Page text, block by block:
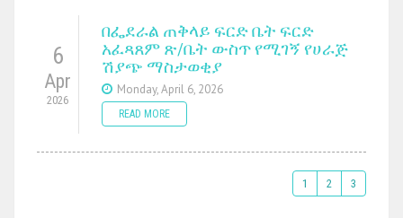
6
Apr
2026
በፌደራል ጠቅላይ ፍርድ ቤት ፍርድ
አፈጻጸም ጽ/ቤት ውስጥ የሚገኝ የሀራጅ
ሽያጭ ማስታወቂያ
Monday, April 6, 2026
READ MORE
1 2 3